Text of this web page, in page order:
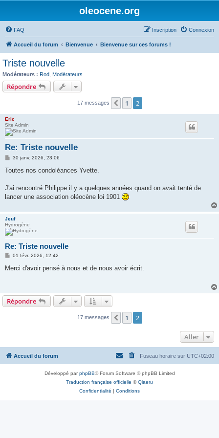
oleocene.org
FAQ Connexion
Inscription
Accueil du forum Bienvenue Bienvenue sur ces forums !
Triste nouvelle
Modérateurs : Rod Modérateurs
Répondre
17 messages Précédent
1 2
Eric
Site Admin
Re: Triste nouvelle
M
s
g
30 janv. 2026, 23:06
Toutes nos condoléances Yvette.
J'ai rencontré Philippe il y a quelques années quand on avait tenté de
lancer une association oléocène loi 1901
Jeuf
Hydrogène
Re: Triste nouvelle
M
s
01 févr. 2026, 12:42
Merci d'avoir pensé à nous et de nous avoir écrit.
Répondre
17 messages Précédent
1 2
Aller
Accueil du forum Fuseau horaire sur UTC+02:00
Développé parphpBB® Forum Software © phpBB Limited
Traduction française officielle ©Qiaeru
Confidentialité | Conditions